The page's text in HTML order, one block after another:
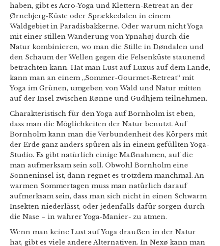
haben, gibt es Acro-Yoga und Klettern-Retreat an der
Ørnebjerg-Küste oder Sprækkedalen in einem
Waldgebiet in Paradisbakkerne. Oder warum nicht Yoga
mit einer stillen Wanderung von Ypnahøj durch die
Natur kombinieren, wo man die Stille in Døndalen und
den Schaum der Wellen gegen die Felsenküste staunend
betrachten kann. Hat man Lust auf Luxus auf dem Lande,
kann man an einem „Sommer-Gourmet-Retreat“ mit
Yoga im Grünen, umgeben von Wald und Natur mitten
auf der Insel zwischen Rønne und Gudhjem teilnehmen.
Charakteristisch für den Yoga auf Bornholm ist eben,
dass man die Möglichkeiten der Natur benutzt. Auf
Bornholm kann man die Verbundenheit des Körpers mit
der Erde ganz anders spüren als in einem gefüllten Yoga-
Studio. Es gibt natürlich einige Maẞnahmen, auf die
man aufmerksam sein soll. Obwohl Bornholm eine
Sonneninsel ist, dann regnet es trotzdem manchmal. An
warmen Sommertagen muss man natürlich darauf
aufmerksam sein, dass man sich nicht in einen Schwarm
Insekten niederlässt, oder jedenfalls dafür sorgen durch
die Nase – in wahrer Yoga-Manier- zu atmen.
Wenn man keine Lust auf Yoga drauẞen in der Natur
hat, gibt es viele andere Alternativen. In Nexø kann man